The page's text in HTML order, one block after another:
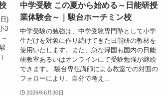
)
3
中学受験 この夏から始める～日能研授
業体験会～｜駿台ホーチミン校
中学受験の勉強は、中学受験専門塾として小学
生だけを対象に作り続けてきた日能研の教材を
使用いたします。また、急な帰国も国内の日能
研教室あるいはオンラインにて受験勉強が継続
できます。 駿台専任講師による教室での対面の
フォローにより、自分で考え...
2026年6月30日